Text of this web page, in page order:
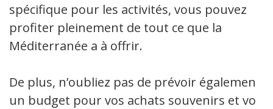
spécifique pour les activités, vous pouvez
profiter pleinement de tout ce que la
Méditerranée a à offrir.
De plus, n’oubliez pas de prévoir également
un budget pour vos achats souvenirs et vos